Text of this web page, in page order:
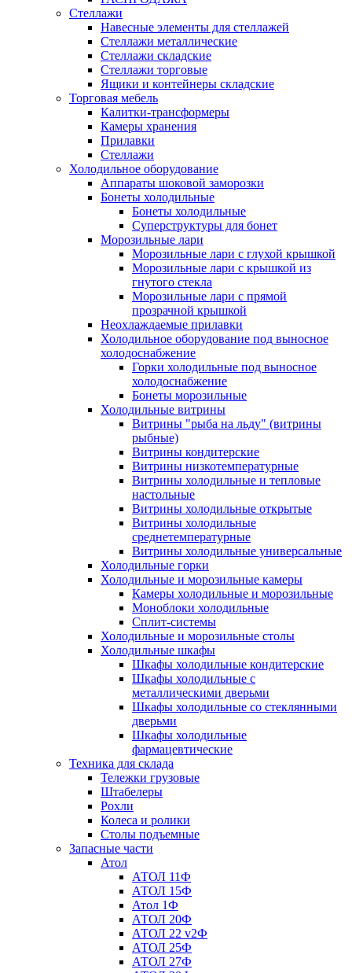
Стеллажи
Навесные элементы для стеллажей
Стеллажи металлические
Стеллажи складские
Стеллажи торговые
Ящики и контейнеры складские
Торговая мебель
Калитки-трансформеры
Камеры хранения
Прилавки
Стеллажи
Холодильное оборудование
Аппараты шоковой заморозки
Бонеты холодильные
Бонеты холодильные
Суперструктуры для бонет
Морозильные лари
Морозильные лари с глухой крышкой
Морозильные лари с крышкой из
гнутого стекла
Морозильные лари с прямой
прозрачной крышкой
Неохлаждаемые прилавки
Холодильное оборудование под выносное
холодоснабжение
Горки холодильные под выносное
холодоснабжение
Бонеты морозильные
Холодильные витрины
Витрины "рыба на льду" (витрины
рыбные)
Витрины кондитерские
Витрины низкотемпературные
Витрины холодильные и тепловые
настольные
Витрины холодильные открытые
Витрины холодильные
среднетемпературные
Витрины холодильные универсальные
Холодильные горки
Холодильные и морозильные камеры
Камеры холодильные и морозильные
Моноблоки холодильные
Сплит-системы
Холодильные и морозильные столы
Холодильные шкафы
Шкафы холодильные кондитерские
Шкафы холодильные с
металлическими дверьми
Шкафы холодильные со стеклянными
дверьми
Шкафы холодильные
фармацевтические
Техника для склада
Тележки грузовые
Штабелеры
Рохли
Колеса и ролики
Столы подъемные
Запасные части
Атол
АТОЛ 11Ф
АТОЛ 15Ф
Атол 1Ф
АТОЛ 20Ф
АТОЛ 22 v2Ф
АТОЛ 25Ф
АТОЛ 27Ф